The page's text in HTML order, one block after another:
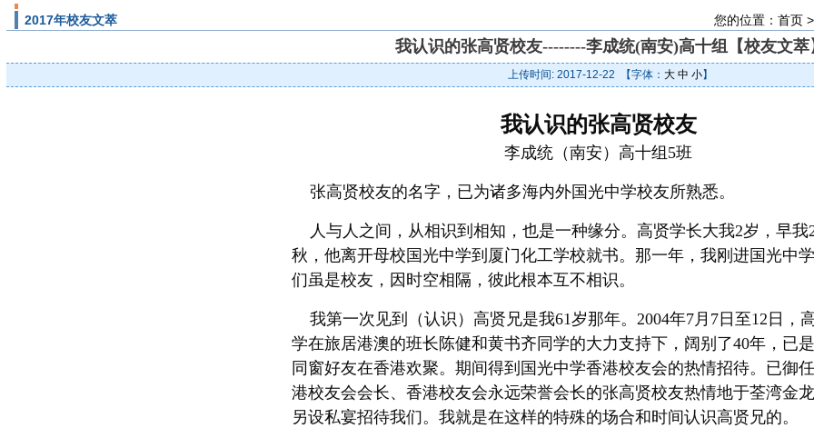
2017年校友文萃 您的位置：首页
我认识的张高贤校友--------李成统(南安)高十组【校友文萃
上传时间: 2017-12-22 【字体： 大 中 小】
我认识的张高贤校友
李成统（南安）高十组5班
张高贤校友的名字，已为诸多海内外国光中学校友所熟悉。
人与人之间，从相识到相知，也是一种缘分。高贤学长大我2岁，早我
秋，他离开母校国光中学到厦门化工学校就书。那一年，我刚进国光中
们虽是校友，因时空相隔，彼此根本互不相识。
我第一次见到（认识）高贤兄是我61岁那年。2004年7月7日至12日，
学在旅居港澳的班长陈健和黄书齐同学的大力支持下，阔别了40年，已
同窗好友在香港欢聚。期间得到国光中学香港校友会的热情招待。已御
港校友会会长、香港校友会永远荣誉会长的张高贤校友热情地于荃湾金
另设私宴招待我们。我就是在这样的特殊的场合和时间认识高贤兄的。